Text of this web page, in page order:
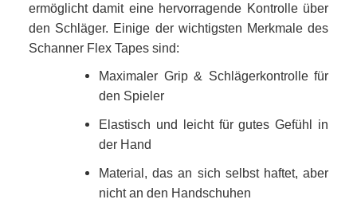
ermöglicht damit eine hervorragende Kontrolle über
den Schläger. Einige der wichtigsten Merkmale des
Schanner Flex Tapes sind:
Maximaler Grip & Schlägerkontrolle für
den Spieler
Elastisch und leicht für gutes Gefühl in
der Hand
Material, das an sich selbst haftet, aber
nicht an den Handschuhen